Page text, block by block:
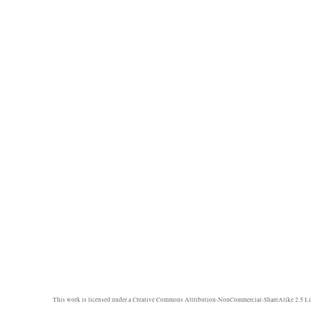
This work is licensed under aCreative Commons Attribution-NonCommercial-ShareAlike 2.5